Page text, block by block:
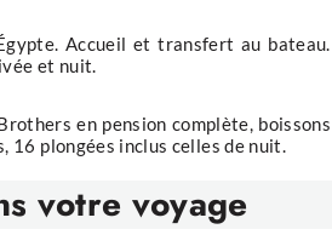
Accueil et transfert au bateau.
et nuit.
en pension complète, boissons
16 plongées inclus celles de nuit.
votre voyage